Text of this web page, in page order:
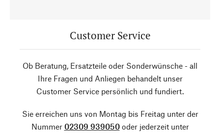
Customer Service
Ob Beratung, Ersatzteile oder Sonderwünsche - all
Ihre Fragen und Anliegen behandelt unser
Customer Service persönlich und fundiert.
Sie erreichen uns von Montag bis Freitag unter der
Nummer 02309 939050oder jederzeit unter